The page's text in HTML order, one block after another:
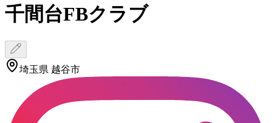
千間台FBクラブ
埼玉県 越谷市